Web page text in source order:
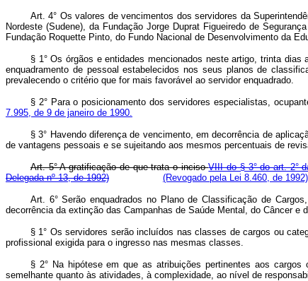
Art. 4° Os valores de vencimentos dos servidores da
Nordeste (Sudene), da Fundação Jorge Duprat Figueiredo de
Fundação Roquette Pinto, do Fundo Nacional de Desenvolvimento da
§ 1° Os órgãos e entidades mencionados neste artigo, trinta
enquadramento de pessoal estabelecidos nos seus planos de
prevalecendo o critério que for mais favorável ao servidor enquadrado.
§ 2° Para o posicionamento dos servidores especialistas,
7.995, de 9 de janeiro de 1990.
§ 3° Havendo diferença de vencimento, em decorrência de
de vantagens pessoais e se sujeitando aos mesmos percentuais de
Art. 5° A gratificação de que trata o incisoVIII do § 3° do art. 2°
Delegada nº 13, de 1992)
(Revogado pela Lei 8.460, de 1992)
Art. 6° Serão enquadrados no Plano de Classificação de
decorrência da extinção das Campanhas de Saúde Mental, do Câncer e
§ 1° Os servidores serão incluídos nas classes de cargos ou
profissional exigida para o ingresso nas mesmas classes.
§ 2° Na hipótese em que as atribuições pertinentes aos
semelhante quanto às atividades, à complexidade, ao nível de